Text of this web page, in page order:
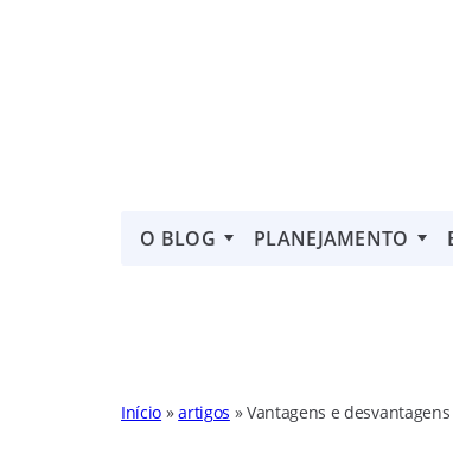
O BLOG PLANEJAMENTO
Início »artigos »Vantagens e